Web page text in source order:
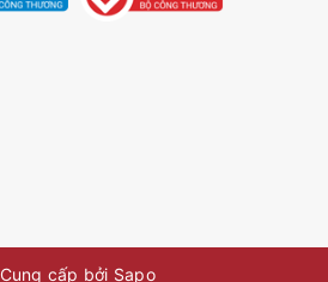
Cung cấp bởi Sapo